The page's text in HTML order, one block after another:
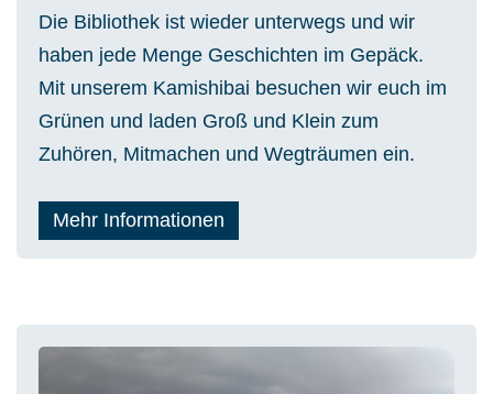
Die Bibliothek ist wieder unterwegs und wir
haben jede Menge Geschichten im Gepäck.
Mit unserem Kamishibai besuchen wir euch im
Grünen und laden Groß und Klein zum
Zuhören, Mitmachen und Wegträumen ein.
Mehr Informationen